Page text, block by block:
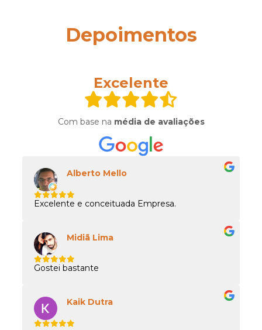
Depoimentos
Excelente
Com base na média de avaliações
Alberto Mello
Excelente e conceituada Empresa.
Midiã Lima
Gostei bastante
Kaik Dutra